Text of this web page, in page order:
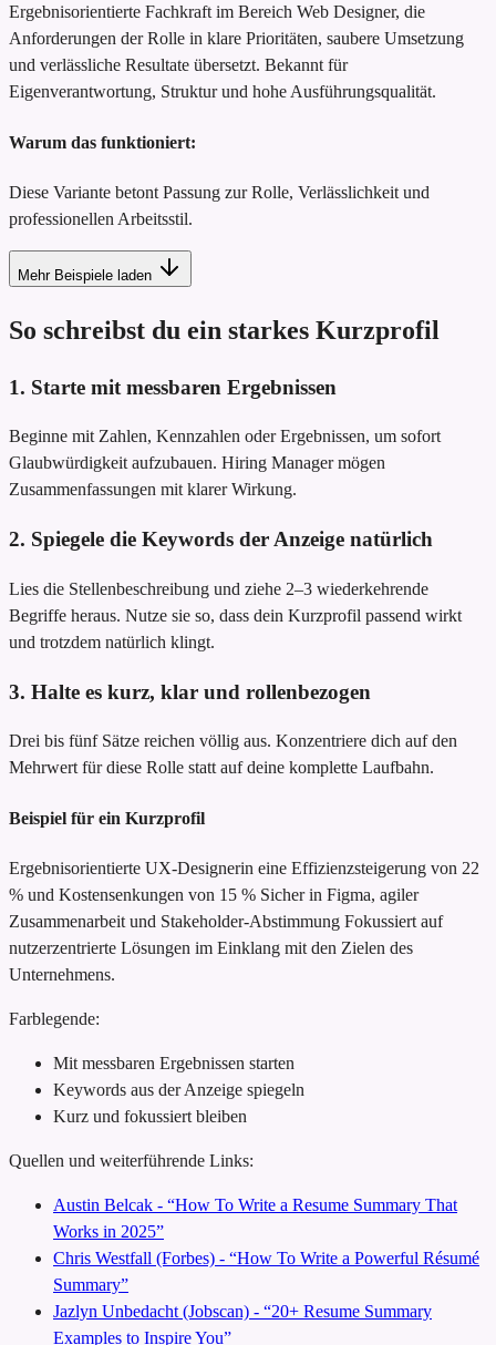
Ergebnisorientierte Fachkraft im Bereich Web Designer, die
Anforderungen der Rolle in klare Prioritäten, saubere Umsetzung
und verlässliche Resultate übersetzt. Bekannt für
Eigenverantwortung, Struktur und hohe Ausführungsqualität.
Warum das funktioniert:
Diese Variante betont Passung zur Rolle, Verlässlichkeit und
professionellen Arbeitsstil.
Mehr Beispiele laden
So schreibst du ein starkes Kurzprofil
1. Starte mit messbaren Ergebnissen
Beginne mit Zahlen, Kennzahlen oder Ergebnissen, um sofort
Glaubwürdigkeit aufzubauen. Hiring Manager mögen
Zusammenfassungen mit klarer Wirkung.
2. Spiegele die Keywords der Anzeige natürlich
Lies die Stellenbeschreibung und ziehe 2–3 wiederkehrende
Begriffe heraus. Nutze sie so, dass dein Kurzprofil passend wirkt
und trotzdem natürlich klingt.
3. Halte es kurz, klar und rollenbezogen
Drei bis fünf Sätze reichen völlig aus. Konzentriere dich auf den
Mehrwert für diese Rolle statt auf deine komplette Laufbahn.
Beispiel für ein Kurzprofil
Ergebnisorientierte UX-Designerin eine Effizienzsteigerung von 22
% und Kostensenkungen von 15 % Sicher in Figma, agiler
Zusammenarbeit und Stakeholder-Abstimmung Fokussiert auf
nutzerzentrierte Lösungen im Einklang mit den Zielen des
Unternehmens.
Farblegende:
Mit messbaren Ergebnissen starten
Keywords aus der Anzeige spiegeln
Kurz und fokussiert bleiben
Quellen und weiterführende Links:
Austin Belcak - “How To Write a Resume Summary That
Works in 2025”
Chris Westfall (Forbes) - “How To Write a Powerful Résumé
Summary”
Jazlyn Unbedacht (Jobscan) - “20+ Resume Summary
Examples to Inspire You”